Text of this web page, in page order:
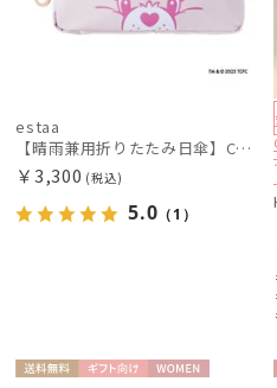
estaa
【晴雨兼用折りたたみ日傘】CareBearsTM（ケアベアTM）ケース入りコンパクト折りたたみ日傘 UV100% 遮光100%
￥3,300 (税込)
5.0 （1）